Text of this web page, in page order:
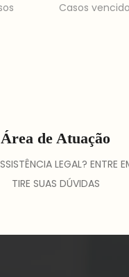
Casos
Área de Atuação
LEGAL? ENTRE
TIRE SUAS DÚVIDAS